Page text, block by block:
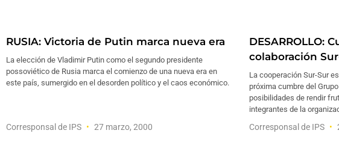
RUSIA: Victoria de Putin marca nueva era
La elección de Vladimir Putin como el segundo presidente
possoviético de Rusia marca el comienzo de una nueva era en
este país, sumergido en el desorden político y el caos económico.
Corresponsal de IPS 27 marzo, 2000
DESARROLLO:
colaboración
La cooperación Sur-Sur
próxima cumbre del
posibilidades de rendir
integrantes de la
Corresponsal de IPS